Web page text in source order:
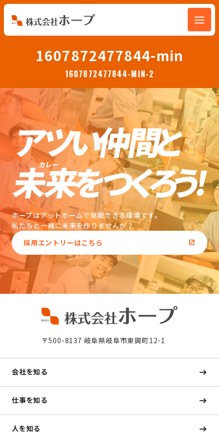
会社を知る
人を知る
環境を知る
お知らせ
ホープブログ
1607872477844-min
1607872477844-MIN-2
ホープはアットホームで挑戦できる環境です。
私たちと一緒に未来を作りませんか？
採用エントリーはこちら
〒500-8137 岐阜県岐阜市東興町12-1
会社を知る
仕事を知る
人を知る